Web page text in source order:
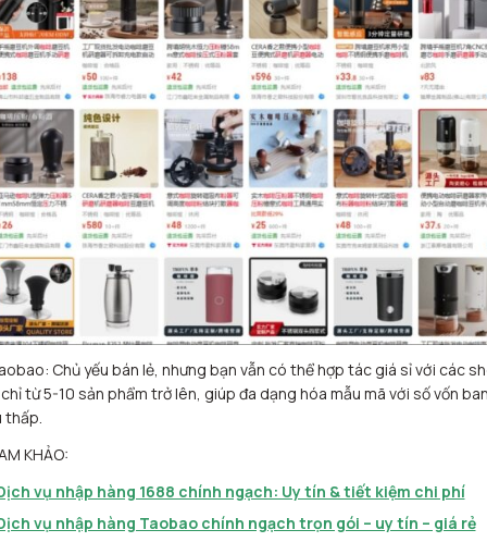
Chủ yếu bán lẻ, nhưng bạn vẫn có thể hợp tác giá sỉ với các
từ 5-10 sản phẩm trở lên, giúp đa dạng hóa mẫu mã với số vốn
thấp.
KHẢO:
vụ nhập hàng 1688 chính ngạch: Uy tín & tiết kiệm chi phí
vụ nhập hàng Taobao chính ngạch trọn gói – uy tín – giá rẻ